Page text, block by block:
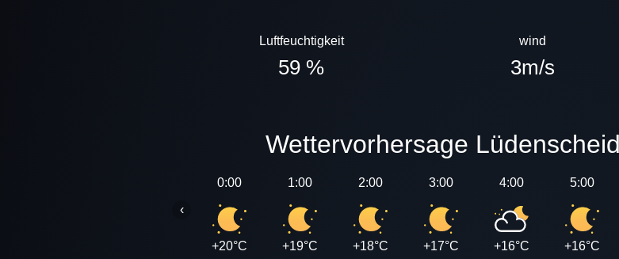
Luftfeuchtigkeit
59 %
wind
3m/s
Wettervorhersage
0:00
+20°C
1:00
+19°C
2:00
+18°C
3:00
+17°C
4:00
+16°C
5:00
+16°C
‹